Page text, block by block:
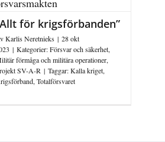
för krigsförbanden”
Karlis Neretnieks | 28 okt
| Kategorier:Försvar och säkerhet,
förmåga och militära operationer,
SV-A-R | Taggar:Kalla kriget,
, Totalförsvaret